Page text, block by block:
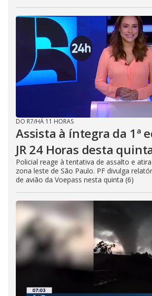
DO R7/HÁ 11 HORAS
Assista à íntegra da 1ª
JR 24 Horas desta
Policial reage à tentativa de assalto e
zona leste de São Paulo. PF divulga
de avião da Voepass nesta quinta (6)